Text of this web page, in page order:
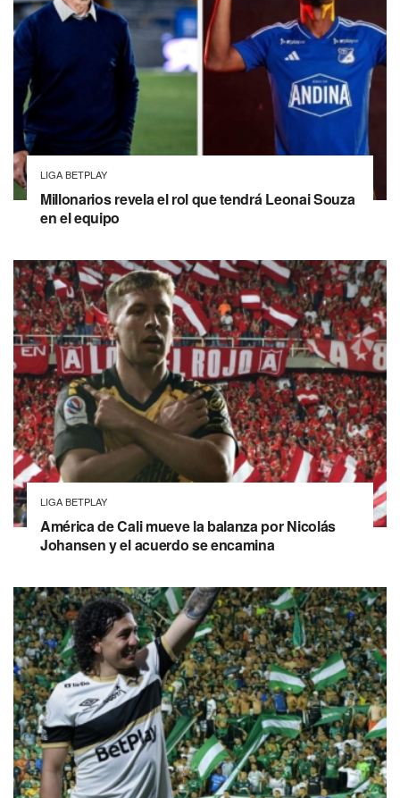
LIGA BETPLAY
Millonarios revela el rol que tendrá Leonai Souza
en el equipo
LIGA BETPLAY
América de Cali mueve la balanza por Nicolás
Johansen y el acuerdo se encamina